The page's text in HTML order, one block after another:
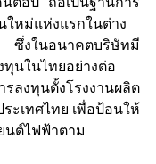
ใหม่แห่งแรกในต่าง
ซึ่งในอนาคตบริษัทมี
นในไทยอย่างต่อ
งทุนตั้งโรงงานผลิต
ะเทศไทย เพื่อป้อนให้
นต์ไฟฟ้าตาม